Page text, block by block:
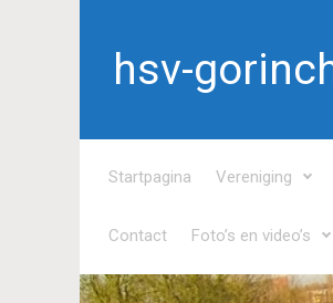
hsv-
Startpagina Vereniging
Contact Foto’s en video’s